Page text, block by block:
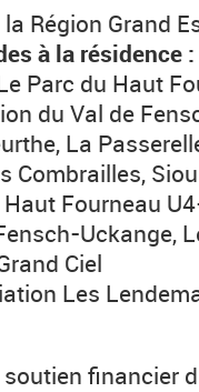
Région Grand
à la résidence
Parc du Haut
du Val de
La
Combrailles,
Fourneau
Uckange,
Ciel
Les
financier